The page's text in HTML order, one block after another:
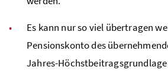
Es kann nur so viel übertragen
Pensionskonto des
Jahres-